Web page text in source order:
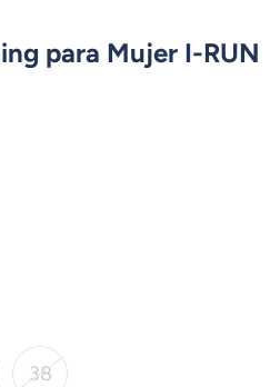
para Mujer I-RUN
38